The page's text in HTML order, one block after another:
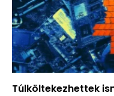
Túlköltekezhettek